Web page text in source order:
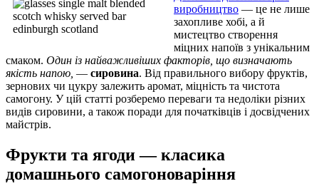
виробництво — це не лише
захопливе хобі, а й
мистецтво створення
міцних напоїв з унікальним
смаком. Один із найважливіших факторів, що визначають
якість напою, — сировина. Від правильного вибору фруктів,
зернових чи цукру залежить аромат, міцність та чистота
самогону. У цій статті розберемо переваги та недоліки різних
видів сировини, а також поради для початківців і досвідчених
майстрів.
Фрукти та ягоди — класика
домашнього самогоноваріння